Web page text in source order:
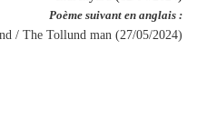
Poème suivant en anglais :
/ The Tollund man (27/05/2024)